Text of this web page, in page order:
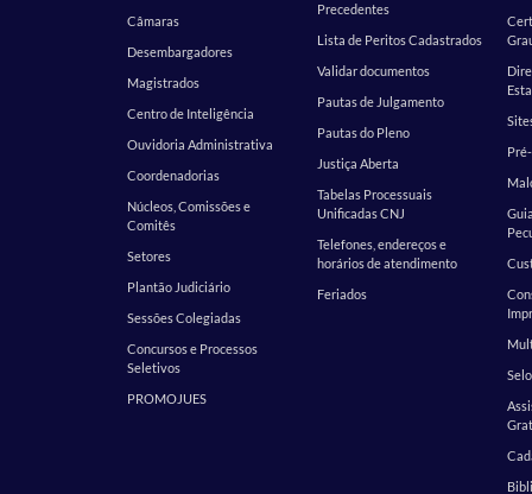
Câmaras
Desembargadores
Magistrados
Centro de Inteligência
Ouvidoria Administrativa
Coordenadorias
Núcleos, Comissões e
Comitês
Setores
Plantão Judiciário
Sessões Colegiadas
Concursos e Processos
Seletivos
PROMOJUES
Precedentes
Lista de Peritos Cadastrados
Validar documentos
Pautas de Julgamento
Pautas do Pleno
Justiça Aberta
Tabelas Processuais
Unificadas CNJ
Telefones, endereços e
horários de atendimento
Feriados